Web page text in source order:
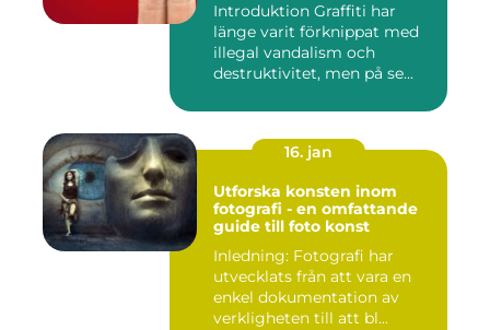
Introduktion Graffiti har
länge varit förknippat med
illegal vandalism och
destruktivitet, men på se...
16. jan
Utforska konsten inom
fotografi - en omfattande
guide till foto konst
Inledning: Fotografi har
utvecklats från att vara en
enkel dokumentation av
verkligheten till att bl...